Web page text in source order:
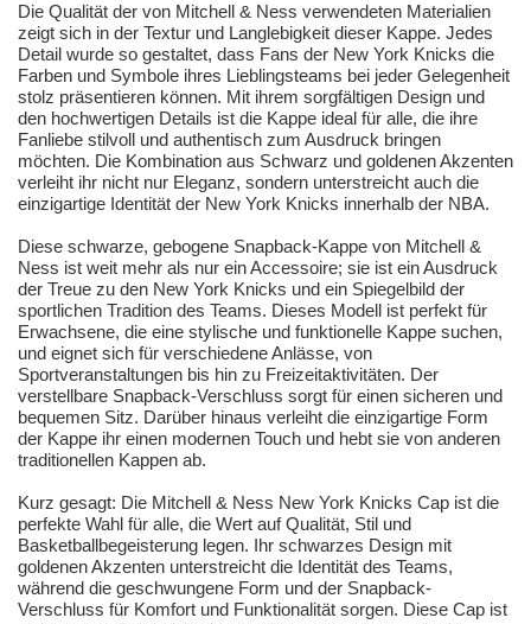
Die Qualität der von Mitchell & Ness verwendeten Materialien
zeigt sich in der Textur und Langlebigkeit dieser Kappe. Jedes
Detail wurde so gestaltet, dass Fans der New York Knicks die
Farben und Symbole ihres Lieblingsteams bei jeder Gelegenheit
stolz präsentieren können. Mit ihrem sorgfältigen Design und
den hochwertigen Details ist die Kappe ideal für alle, die ihre
Fanliebe stilvoll und authentisch zum Ausdruck bringen
möchten. Die Kombination aus Schwarz und goldenen Akzenten
verleiht ihr nicht nur Eleganz, sondern unterstreicht auch die
einzigartige Identität der New York Knicks innerhalb der NBA.
Diese schwarze, gebogene Snapback-Kappe von Mitchell &
Ness ist weit mehr als nur ein Accessoire; sie ist ein Ausdruck
der Treue zu den New York Knicks und ein Spiegelbild der
sportlichen Tradition des Teams. Dieses Modell ist perfekt für
Erwachsene, die eine stylische und funktionelle Kappe suchen,
und eignet sich für verschiedene Anlässe, von
Sportveranstaltungen bis hin zu Freizeitaktivitäten. Der
verstellbare Snapback-Verschluss sorgt für einen sicheren und
bequemen Sitz. Darüber hinaus verleiht die einzigartige Form
der Kappe ihr einen modernen Touch und hebt sie von anderen
traditionellen Kappen ab.
Kurz gesagt: Die Mitchell & Ness New York Knicks Cap ist die
perfekte Wahl für alle, die Wert auf Qualität, Stil und
Basketballbegeisterung legen. Ihr schwarzes Design mit
goldenen Akzenten unterstreicht die Identität des Teams,
während die geschwungene Form und der Snapback-
Verschluss für Komfort und Funktionalität sorgen. Diese Cap ist